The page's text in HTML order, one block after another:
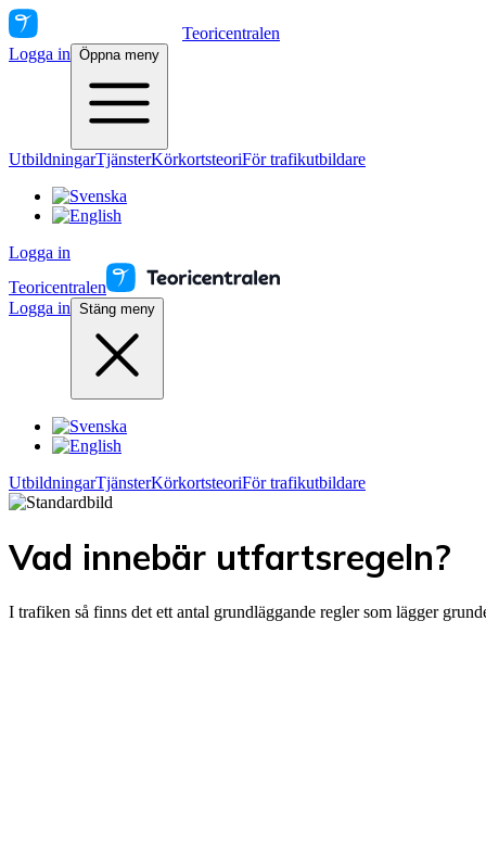
Teoricentralen
Logga in Öppna meny
UtbildningarTjänsterKörkortsteoriFör trafikutbildare
Logga in
Teoricentralen
Logga in Stäng meny
UtbildningarTjänsterKörkortsteoriFör trafikutbildare
Vad innebär utfartsregeln?
I trafiken så finns det ett antal grundläggande regler som lägger